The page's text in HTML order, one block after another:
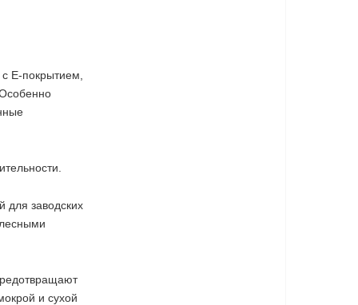
E-покрытием,
для заводских
и сухой